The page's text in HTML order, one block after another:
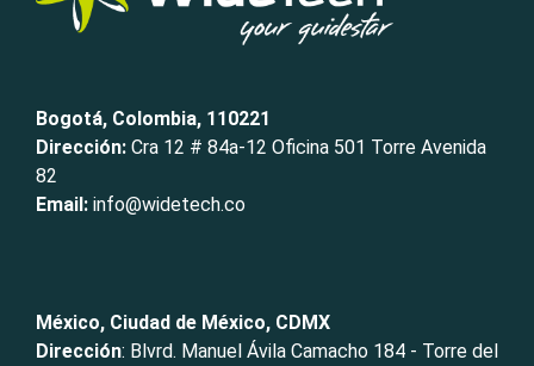
Bogotá, Colombia, 110221
Dirección: Cra 12 # 84a-12 Oficina 501 Torre Avenida
82
Email: info@widetech.co
México, Ciudad de México, CDMX
Dirección: Blvrd. Manuel Ávila Camacho 184 - Torre del